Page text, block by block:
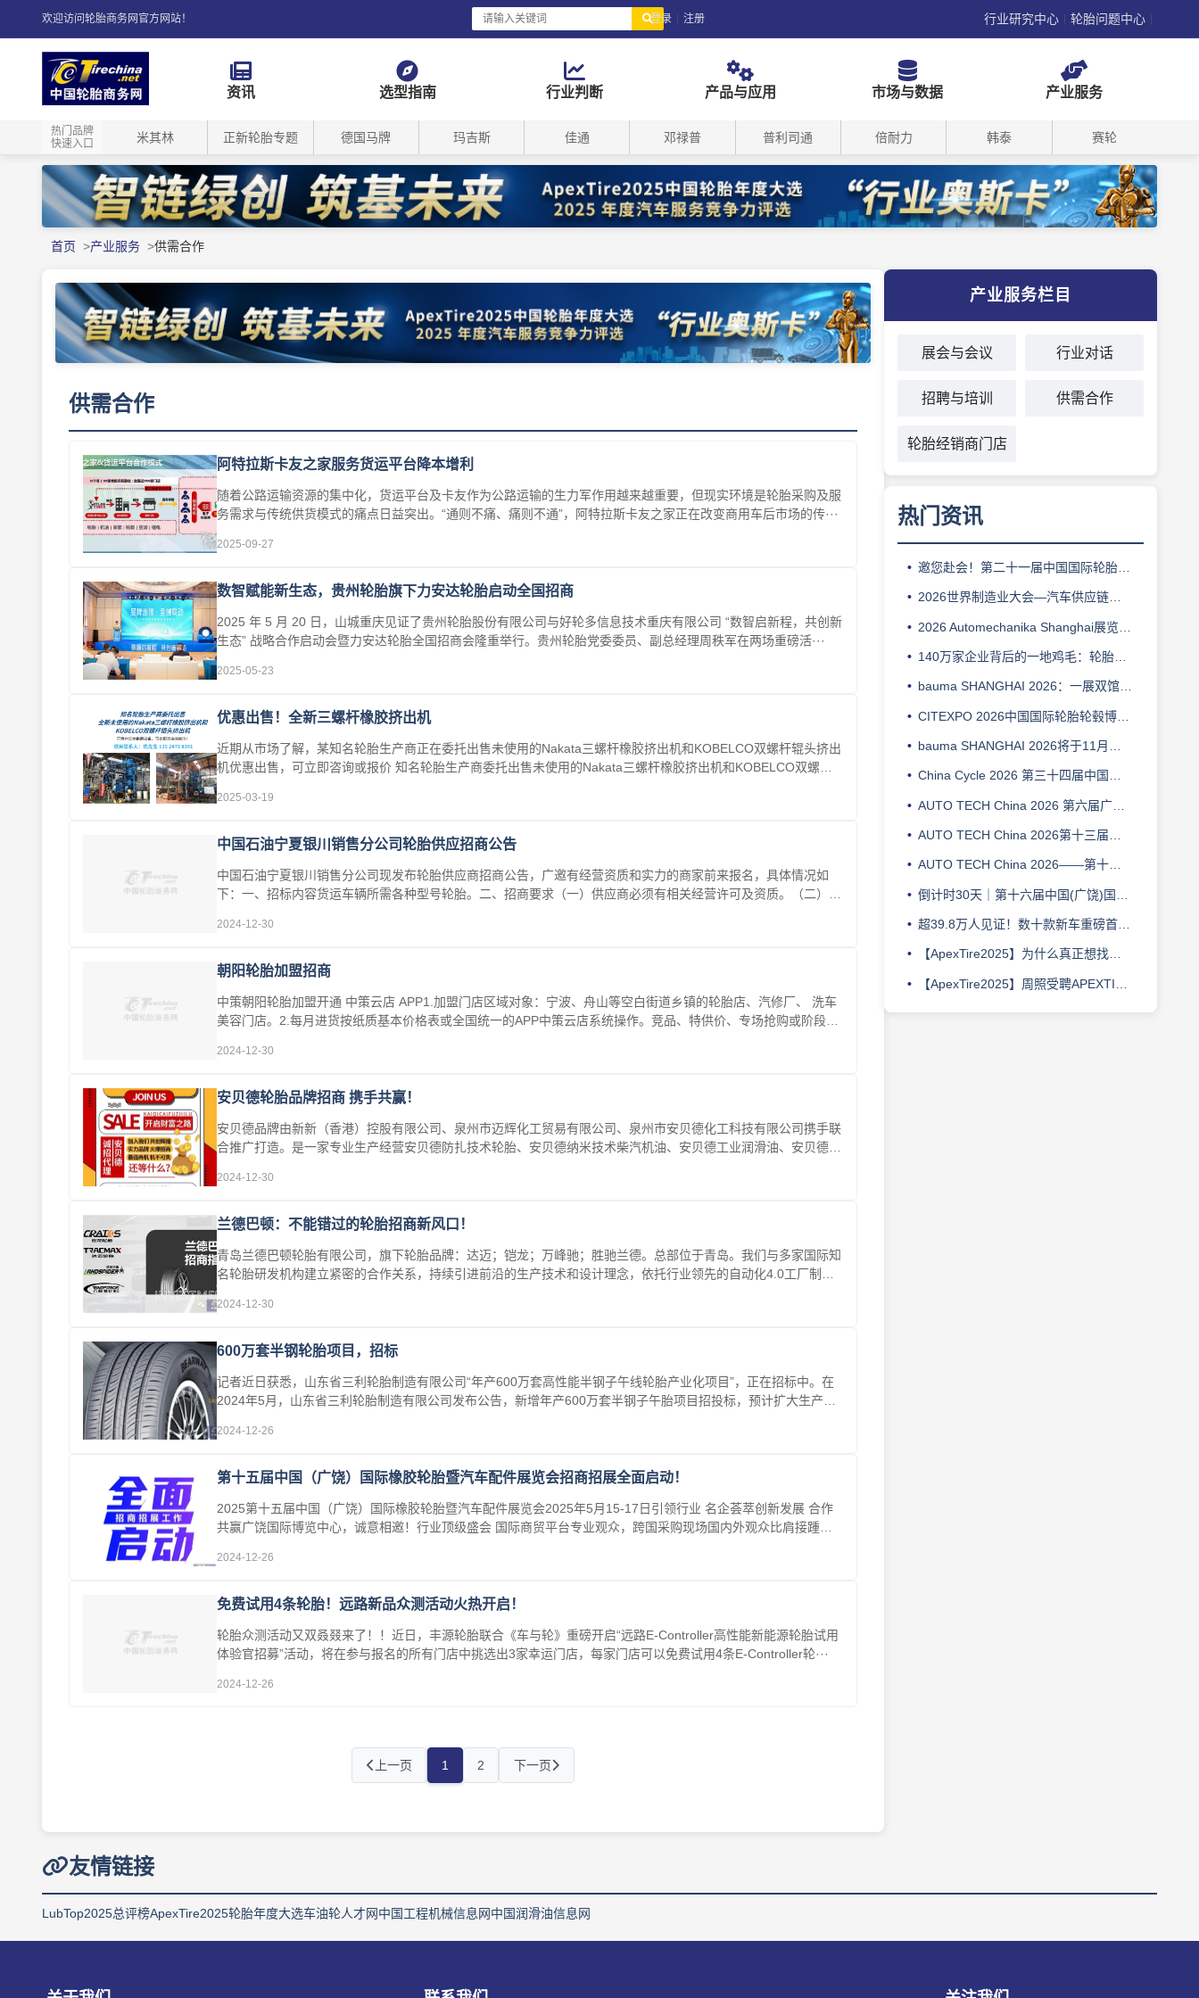
欢迎访问轮胎商务网官方网站！ 登录 | 注册 行业研究中心 | 轮胎问题中心 |
资讯 选型指南 行业判断 产品与应用 市场与数据 产业服务
热门品牌
快速入口
米其林 正新轮胎专题 德国马牌 玛吉斯 佳通 邓禄普 普利司通 倍耐力 韩泰 赛轮
首页 产业服务 供需合作
供需合作
阿特拉斯卡友之家服务货运平台降本增利
随着公路运输资源的集中化，货运平台及卡友作为公路运输的生力军作用越来越重要，但现实环境是轮胎采购及服
务需求与传统供货模式的痛点日益突出。“通则不痛、痛则不通”，阿特拉斯卡友之家正在改变商用车后市场的传···
2025-09-27
数智赋能新生态，贵州轮胎旗下力安达轮胎启动全国招商
2025 年 5 月 20 日，山城重庆见证了贵州轮胎股份有限公司与好轮多信息技术重庆有限公司 “数智启新程，共创新
生态” 战略合作启动会暨力安达轮胎全国招商会隆重举行。贵州轮胎党委委员、副总经理周秩军在两场重磅活···
2025-05-23
优惠出售！全新三螺杆橡胶挤出机
近期从市场了解，某知名轮胎生产商正在委托出售未使用的Nakata三螺杆橡胶挤出机和KOBELCO双螺杆辊头挤出
机优惠出售，可立即咨询或报价 知名轮胎生产商委托出售未使用的Nakata三螺杆橡胶挤出机和KOBELCO双螺杆
2025-03-19
中国石油宁夏银川销售分公司轮胎供应招商公告
中国石油宁夏银川销售分公司现发布轮胎供应商招商公告，广邀有经营资质和实力的商家前来报名，具体情况如
下：一、招标内容货运车辆所需各种型号轮胎。二、招商要求（一）供应商必须有相关经营许可及资质。（二）供
2024-12-30
朝阳轮胎加盟招商
中策朝阳轮胎加盟开通 中策云店 APP1.加盟门店区域对象：宁波、舟山等空白街道乡镇的轮胎店、汽修厂、 洗车
美容门店。2.每月进货按纸质基本价格表或全国统一的APP中策云店系统操作。竞品、特供价、专场抢购或阶段性
2024-12-30
安贝德轮胎品牌招商 携手共赢！
安贝德品牌由新新（香港）控股有限公司、泉州市迈辉化工贸易有限公司、泉州市安贝德化工科技有限公司携手联
合推广打造。是一家专业生产经营安贝德防扎技术轮胎、安贝德纳米技术柴汽机油、安贝德工业润滑油、安贝德互
2024-12-30
兰德巴顿：不能错过的轮胎招商新风口！
青岛兰德巴顿轮胎有限公司，旗下轮胎品牌：达迈；铠龙；万峰驰；胜驰兰德。总部位于青岛。我们与多家国际知
名轮胎研发机构建立紧密的合作关系，持续引进前沿的生产技术和设计理念，依托行业领先的自动化4.0工厂制造
2024-12-30
600万套半钢轮胎项目，招标
记者近日获悉，山东省三利轮胎制造有限公司“年产600万套高性能半钢子午线轮胎产业化项目”，正在招标中。在
2024年5月，山东省三利轮胎制造有限公司发布公告，新增年产600万套半钢子午胎项目招投标，预计扩大生产。
2024-12-26
第十五届中国（广饶）国际橡胶轮胎暨汽车配件展览会招商招展全面启动！
2025第十五届中国（广饶）国际橡胶轮胎暨汽车配件展览会2025年5月15-17日引领行业 名企荟萃创新发展 合作
共赢广饶国际博览中心，诚意相邀！行业顶级盛会 国际商贸平台专业观众，跨国采购现场国内外观众比肩接踵，
2024-12-26
免费试用4条轮胎！远路新品众测活动火热开启！
轮胎众测活动又双叒叕来了！！近日，丰源轮胎联合《车与轮》重磅开启“远路E-Controller高性能新能源轮胎试用
体验官招募”活动，将在参与报名的所有门店中挑选出3家幸运门店，每家门店可以免费试用4条E-Controller轮···
2024-12-26
上一页 1 2 下一页
产业服务栏目
展会与会议 行业对话
招聘与培训 供需合作
轮胎经销商门店
热门资讯
邀您赴会！第二十一届中国国际轮胎轮毂博览会9月登场
2026世界制造业大会—汽车供应链技术展：解码安徽产业生态
2026 Automechanika Shanghai展览会议双核驱动，聚焦汽车产业创新、可持续发展与协同共赢
140万家企业背后的一地鸡毛：轮胎经销商正在被谁“优化”掉？
bauma SHANGHAI 2026：一展双馆 扩容升级
CITEXPO 2026中国国际轮胎轮毂博览会
bauma SHANGHAI 2026将于11月在上海举办，工程机械行业盛会再启幕
China Cycle 2026 第三十四届中国国际自行车展览会将于5月在上海举办
AUTO TECH China 2026 第六届广州国际新能源汽车产业智能制造技术展览会
AUTO TECH China 2026第十三届广州国际汽车零部件及加工技术、汽车模具展览会
AUTO TECH China 2026——第十三届广州国际汽车技术展览会
倒计时30天｜第十六届中国(广饶)国际橡胶轮胎暨汽车配件展览会邀您共赴盛会
超39.8万人见证！数十款新车重磅首发，2000台爆改神车打造车迷狂欢盛宴！深圳改装车展圆满闭幕
【ApexTire2025】为什么真正想找增量的人，都该关注这场论坛？
【ApexTire2025】周照受聘APEXTIRE轮胎大选荣誉导师，并担任LUBTOP总评榜荣誉导师
友情链接
LubTop2025总评榜ApexTire2025轮胎年度大选车油轮人才网中国工程机械信息网中国润滑油信息网